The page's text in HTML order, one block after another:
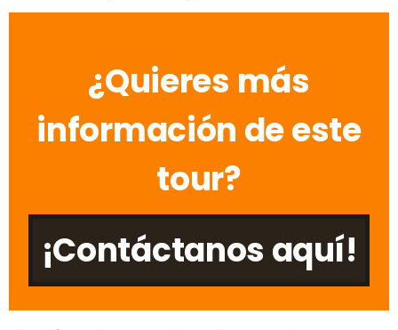
¿Quieres más
información de este
tour?
¡Contáctanos aquí!